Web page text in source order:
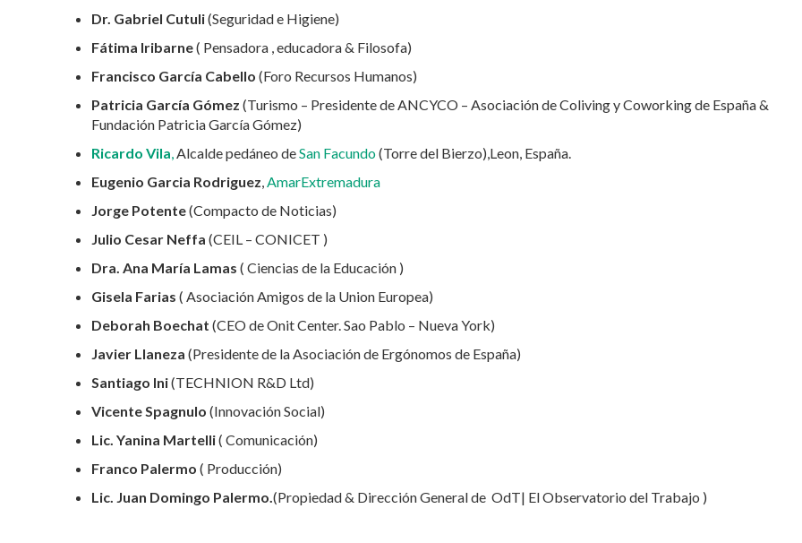
Dr. Gabriel Cutuli(Seguridad e Higiene)
Fátima Iribarne( Pensadora , educadora & Filosofa)
Francisco García Cabello (Foro Recursos Humanos)
Patricia García Gómez (Turismo – Presidente de ANCYCO – Asociación de Coliving y Coworking de España &
Fundación Patricia García Gómez)
Ricardo Vila,Alcalde pedáneo deSan Facundo(Torre del Bierzo),Leon, España.
Eugenio Garcia Rodriguez,AmarExtremadura
Jorge Potente(Compacto de Noticias)
Julio Cesar Neffa (CEIL – CONICET )
Dra. Ana María Lamas ( Ciencias de la Educación )
Gisela Farias ( Asociación Amigos de la Union Europea)
Deborah Boechat (CEO de Onit Center. Sao Pablo – Nueva York)
Javier Llaneza (Presidente de la Asociación de Ergónomos de España)
Santiago Ini(TECHNION R&D Ltd)
Vicente Spagnulo (Innovación Social)
Lic. Yanina Martelli( Comunicación)
Franco Palermo ( Producción)
Lic. Juan Domingo Palermo.(Propiedad & Dirección General de OdT| El Observatorio del Trabajo )